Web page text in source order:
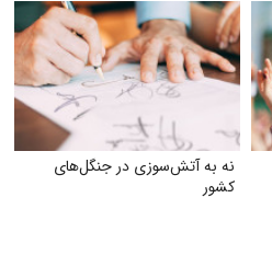
نه به آتش‌سوزی در جنگل‌های
کشور